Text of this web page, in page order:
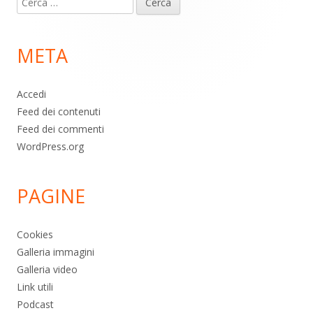
piè
pagina
per:
META
Accedi
Feed dei contenuti
Feed dei commenti
WordPress.org
PAGINE
Cookies
Galleria immagini
Galleria video
Link utili
Podcast